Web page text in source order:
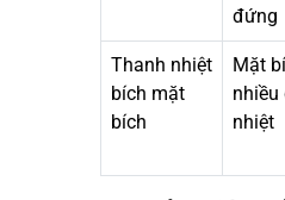
đứng
Thanh nhiệt
bích mặt
bích
Mặt
nhiều
nhiệt